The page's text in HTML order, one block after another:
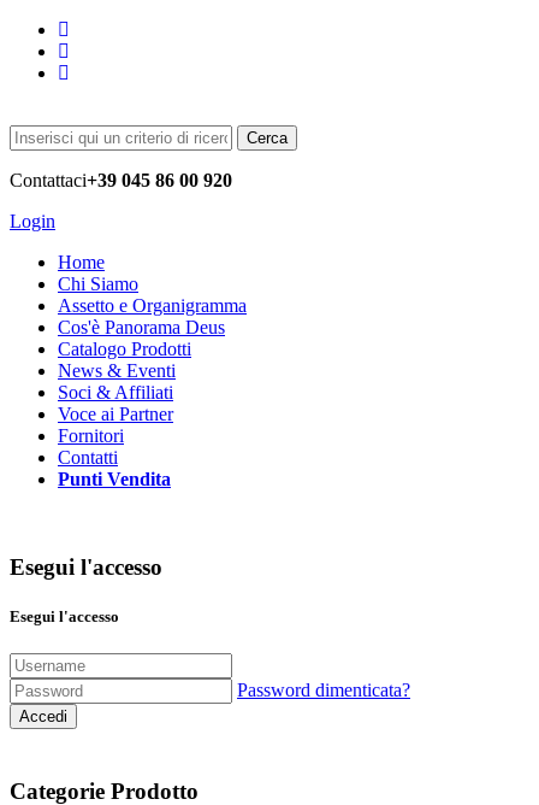
Cerca
Contattaci+39 045 86 00 920
Login
Home
Chi Siamo
Assetto e Organigramma
Cos'è Panorama Deus
Catalogo Prodotti
News & Eventi
Soci & Affiliati
Voce ai Partner
Fornitori
Contatti
Punti Vendita
Esegui l'accesso
Esegui l'accesso
Password dimenticata?
Accedi
Categorie Prodotto